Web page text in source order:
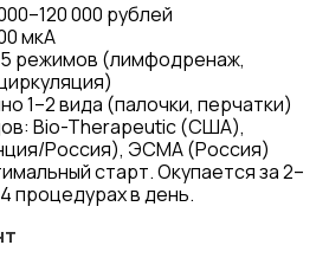
000 рублей
мкА
режимов (лимфодренаж,
1–2 вида (палочки, перчатки)
Bio-Therapeutic (США),
Россия), ЭСМА (Россия)
старт. Окупается за 2–
процедурах в день.